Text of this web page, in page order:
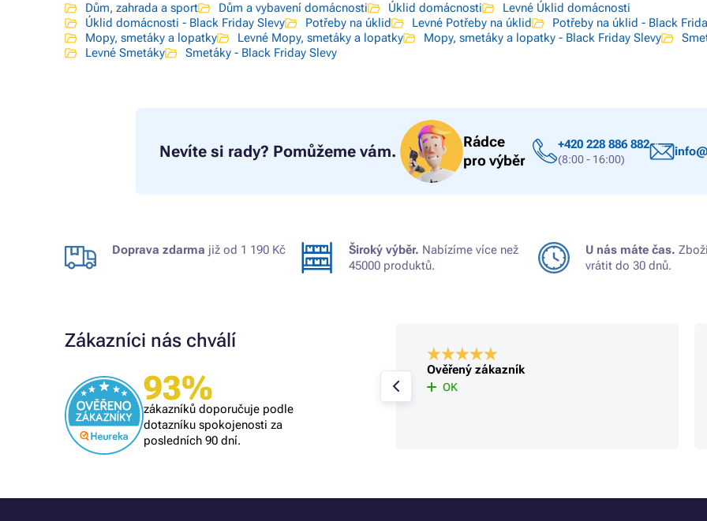
Dům, zahrada a sport Dům a vybavení domácnosti Úklid domácnosti
Levné Úklid domácnosti
Úklid domácnosti - Black Friday Slevy
Potřeby na úklid Levné Potřeby na úklid
Potřeby na úklid - Black
Mopy, smetáky a lopatky
Levné Mopy, smetáky a lopatky Mopy, smetáky a lopatky - Black Friday Slevy
Levné Smetáky
Smetáky - Black Friday Slevy
Nevíte si rady? Pomůžeme vám.
Rádce
pro výběr
+420 228 886 882
(8:00 - 16:00)
Doprava zdarma již od 1 190 Kč Široký výběr. Nabízíme více než
45000 produktů.
U nás máte čas.
vrátit do 30 dnů.
Zákazníci nás chválí
93%
zákazníků doporučuje podle
dotazníku spokojenosti za
posledních 90 dní.
naprostý spoleh
vše O,K,
Ověřený zákazník
OK